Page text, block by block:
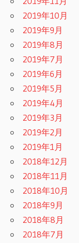
2019年10月
2019年9月
2019年8月
2019年7月
2019年6月
2019年5月
2019年4月
2019年3月
2019年2月
2019年1月
2018年12月
2018年11月
2018年10月
2018年9月
2018年8月
2018年7月